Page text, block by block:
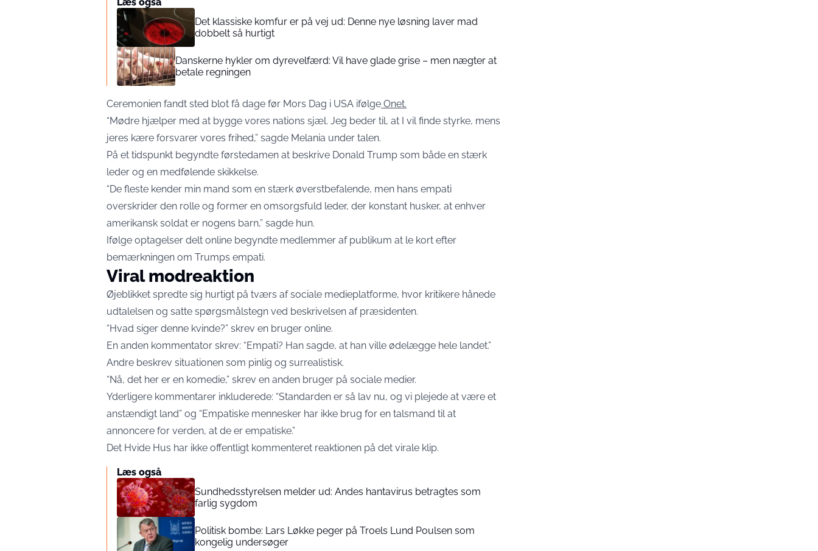
Det klassiske komfur er på vej ud: Denne nye løsning laver mad
dobbelt så hurtigt
Danskerne hykler om dyrevelfærd: Vil have glade grise – men nægter at
betale regningen
Ceremonien fandt sted blot få dage før Mors Dag i USA ifølge Onet.
“Mødre hjælper med at bygge vores nations sjæl. Jeg beder til, at I vil finde styrke, mens
jeres kære forsvarer vores frihed,” sagde Melania under talen.
På et tidspunkt begyndte førstedamen at beskrive Donald Trump som både en stærk
leder og en medfølende skikkelse.
“De fleste kender min mand som en stærk øverstbefalende, men hans empati
overskrider den rolle og former en omsorgsfuld leder, der konstant husker, at enhver
amerikansk soldat er nogens barn,” sagde hun.
Ifølge optagelser delt online begyndte medlemmer af publikum at le kort efter
bemærkningen om Trumps empati.
Viral modreaktion
Øjeblikket spredte sig hurtigt på tværs af sociale medieplatforme, hvor kritikere hånede
udtalelsen og satte spørgsmålstegn ved beskrivelsen af præsidenten.
“Hvad siger denne kvinde?” skrev en bruger online.
En anden kommentator skrev: “Empati? Han sagde, at han ville ødelægge hele landet.”
Andre beskrev situationen som pinlig og surrealistisk.
“Nå, det her er en komedie,” skrev en anden bruger på sociale medier.
Yderligere kommentarer inkluderede: “Standarden er så lav nu, og vi plejede at være et
anstændigt land” og “Empatiske mennesker har ikke brug for en talsmand til at
annoncere for verden, at de er empatiske.”
Det Hvide Hus har ikke offentligt kommenteret reaktionen på det virale klip.
Læs også
Sundhedsstyrelsen melder ud: Andes hantavirus betragtes som
farlig sygdom
Politisk bombe: Lars Løkke peger på Troels Lund Poulsen som
kongelig undersøger